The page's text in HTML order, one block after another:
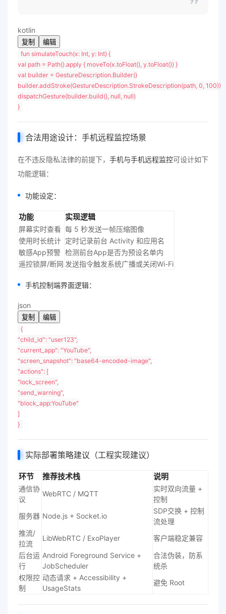
kotlin
复制
编辑
fun simulateTouch(x: Int, y: Int) {
val path = Path().apply { moveTo(x.toFloat(), y.toFloat()) }
val builder = GestureDescription.Builder()
builder.addStroke(GestureDescription.StrokeDescription(path, 0, 100))
dispatchGesture(builder.build(), null, null)
}
合法用途设计：手机远程监控场景
在不违反隐私法律的前提下， 手机与手机远程监控可设计如下
功能逻辑：
功能设定：
功能 实现逻辑
屏幕实时查看 每 5 秒发送一帧压缩图像
使用时长统计 定时记录前台 Activity 和应用名
敏感App预警 检测前台App是否为预设名单内
遥控锁屏/断网 发送指令触发系统广播或关闭Wi-Fi
手机控制端界面逻辑：
json
复制
编辑
{
"child_id": "user123",
"current_app": "YouTube",
"screen_snapshot": "base64-encoded-image",
"actions": [
"lock_screen",
"send_warning",
"block_app:YouTube"
]
}
实际部署策略建议（工程实现建议）
环节 推荐技术栈 说明
通信协
议
WebRTC / MQTT
实时双向流量 +
控制
服务器 Node.js + Socket.io
SDP交换 + 控制
流处理
推流/
拉流
LibWebRTC / ExoPlayer
客户端稳定兼容
后台运
行
Android Foreground Service +
JobScheduler
合法伪装，防系
统杀
权限控
制
动态请求 + Accessibility +
UsageStats
避免 Root